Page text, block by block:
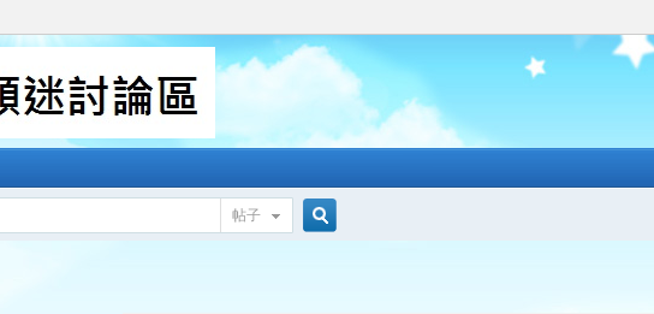
帖子